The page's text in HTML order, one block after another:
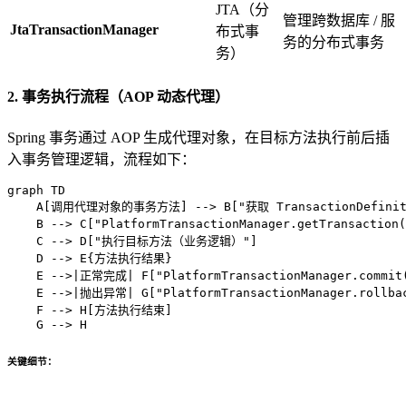
JtaTransactionManager
JTA（分
布式事
务）
管理跨数据库 / 服
务的分布式事务
2. 事务执行流程（AOP 动态代理）
Spring 事务通过 AOP 生成代理对象，在目标方法执行前后插
入事务管理逻辑，流程如下：
graph TD
A[调用代理对象的事务方法] --> B["获取
B --> C["PlatformTransactionManager.getTransaction()
    C --> D["执行目标方法（业务逻辑）"]
    D --> E{方法执行结果}
E -->|正常完成|
E -->|抛出异常|
    F --> H[方法执行结束]
    G --> H
关键细节：